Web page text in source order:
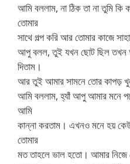
আমি বললাম, না ঠিক তা না তুমি
তোমার
সাথে গল্প করি আর তোমার কাজে
আপু বলল, তুই যখন ছোট ছিল তখন
দিতাম।
আর তুই আমার সামনে তোর কাপড়
আমি বললাম, হ্যাঁ আপু আমার মনে
আমি
কান্না করতাম। এখনও মনে হয়
তোমার
মত তাহলে ভাল হতো। আমার নিজে